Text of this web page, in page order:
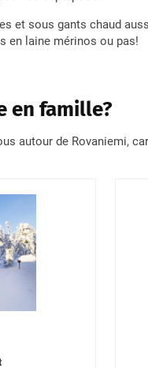
et sous gants chaud
en laine mérinos ou pas!
en famille?
autour de Rovaniemi,